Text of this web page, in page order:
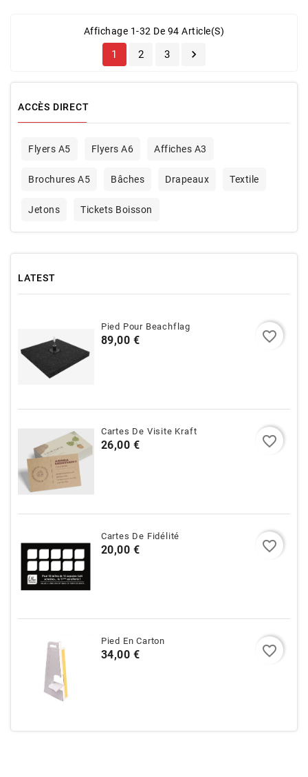
Affichage 1-32 De 94 Article(s)
1 2 3 
ACCÈS DIRECT
Flyers A5 Flyers A6 Affiches A3
Brochures A5 Bâches Drapeaux Textile
Jetons Tickets Boisson
LATEST
Pied Pour Beachflag
89,00 €Prix favorite_border
Cartes De Visite Kraft
26,00 €Prix favorite_border
Cartes De Fidélité
20,00 €Prix favorite_border
Pied En Carton
34,00 €Prix favorite_border